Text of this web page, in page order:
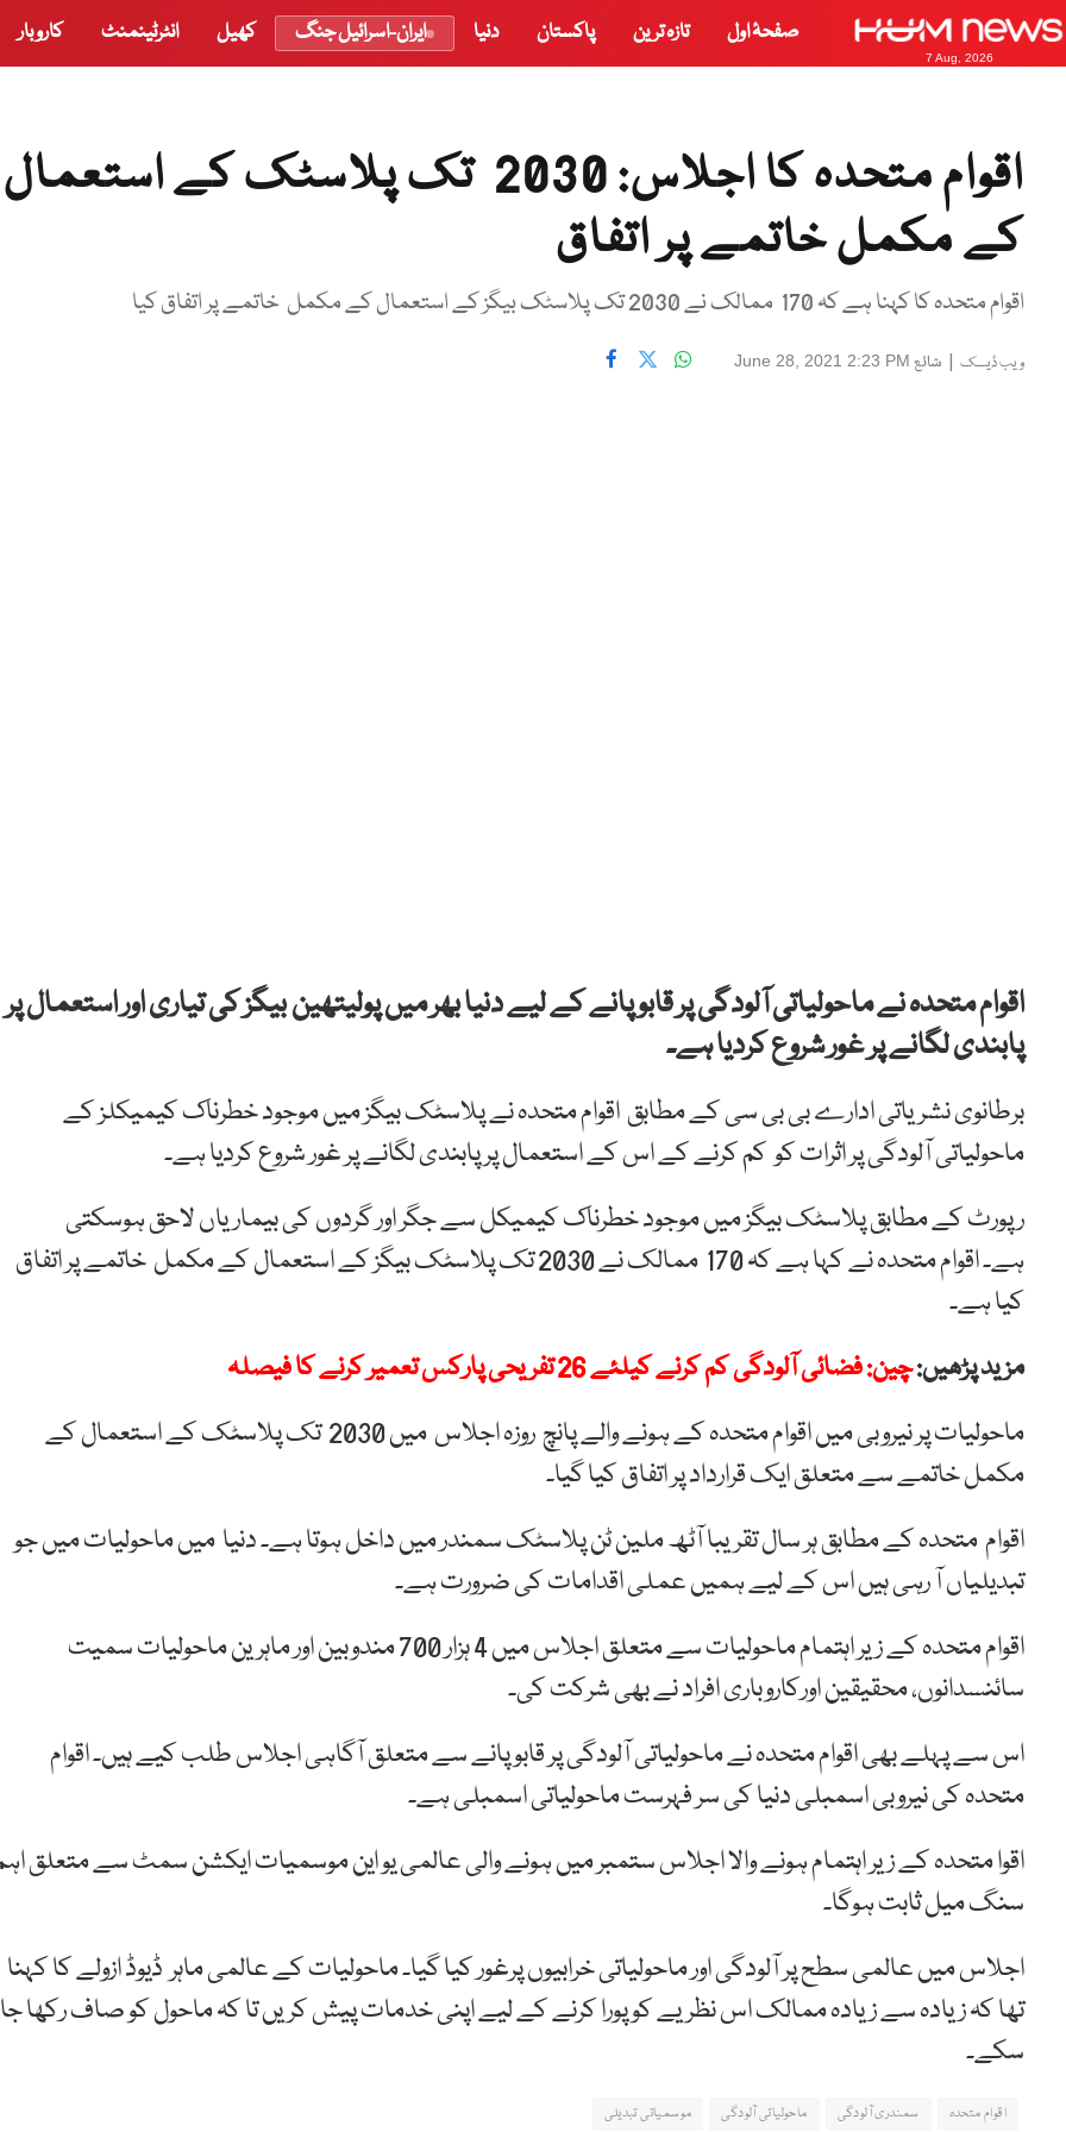
7 Aug, 2026
صفحۂ اول تازہ ترین پاکستان دنیا ایران-اسرائیل جنگ کھیل انٹرٹینمنٹ کاروبار
اقوام متحدہ کا اجلاس: 2030 تک پلاسٹک کے استعمال
کے مکمل خاتمے پر اتفاق
اقوام متحدہ کا کہنا ہے کہ 170 ممالک نے 2030 تک پلاسٹک بیگز کے استعمال کے مکمل خاتمے پر اتفاق کیا
ویب ڈیسک | شائع June 28, 2021 2:23 PM
اقواممتحدہنے ماحولیاتی آلودگی پر قابو پانے کے لیے دنیا بھر میں پولیتھینبیگز کی تیاری اور استعمال پر
پابندی لگانے پر غور شروع کردیا ہے۔
برطانوی نشریاتی ادارے بی بی سی کے مطابق اقوام متحدہ نےپلاسٹکبیگزمیںموجودخطرناککیمیکلز کے
ماحولیاتی آلودگی پر اثرات کوکم کرنے کے اس کے استعمال پرپابندیلگانےپرغورشروعکردیا ہے۔
رپورٹ کے مطابقپلاسٹکبیگزمیںموجودخطرناککیمیکلسےجگراورگردوںکیبیماریاں لاحقہوسکتی
ہے۔
اقوام متحدہ نے کہا ہے کہ 170 ممالک نے 2030 تک پلاسٹک بیگز کے استعمال کے مکمل خاتمے پر اتفاق
کیا ہے۔
مزید پڑھیں:چین: فضائی آلودگی کم کرنے کیلئے 26 تفریحی پارکس تعمیر کرنے کا فیصلہ
ماحولیات پر نیروبی میں اقوام متحدہ کے ہونے والے پانچ روزہ اجلاس میں 2030 تک پلاسٹک کے استعمال کے
مکمل خاتمے سے متعلق ایک قرارداد پر اتفاق کیا گیا۔
اقوام متحدہ کے مطابق ہر سال تقریبا آٹھ ملین ٹن پلاسٹک سمندر میں داخل ہوتا ہے۔ دنیا میں ماحولیات میں جو
تبدیلیاں آ رہی ہیں اس کے لیے ہمیں عملی اقدامات کی ضرورت ہے۔
اقوام متحدہ کے زیر اہتمام ماحولیات سے متعلق اجلاس میں 4 ہزار 700 مندوبین اور ماہرین ماحولیات سمیت
سائنسدانوں، محقیقین اورکاروباری افراد نے بھی شرکت کی۔
اس سے پہلے بھی اقوام متحدہ نے ماحولیاتی آلودگی پر قابو پانے سے متعلق آگاہی اجلاس طلب کیے ہیں۔ اقوام
متحدہ کی نیروبی اسمبلی دنیا کی سر فہرست ماحولیاتی اسمبلی ہے۔
اقوا متحدہ کے زیر اہتمام ہونے والا اجلاس ستمبر میں ہونے والی عالمی یو این موسمیات ایکشن سمٹ سے متعلق
سنگ میل ثابت ہوگا۔
اجلاس میں عالمی سطح پر آلودگی اور ماحولیاتی خرابیوں پرغور کیا گیا۔ ماحولیات کے عالمی ماہر ڈیوڈ ازولے کا کہنا
تھا کہ زیادہ سے زیادہ ممالک اس نظریے کو پورا کرنے کے لیے اپنی خدمات پیش کریں تا کہ ماحول کو صاف رکھا جا
سکے۔
اقوام متحدہ سمندری آلودگی ماحولیاتی آلودگی موسمیاتی تبدیلی